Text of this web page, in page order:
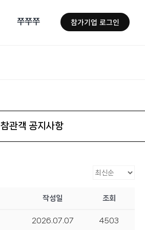
쭈쭈쭈 참가기업 로그인
참관객 공지사항
작성일 조회
2026.07.07 4503